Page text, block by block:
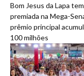
Bom Jesus da Lapa
premiada na Mega-
prêmio principal
100 milhões